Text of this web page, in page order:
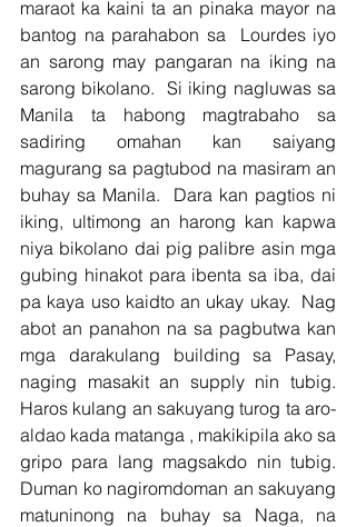
maraot ka kaini ta an pinaka mayor na
bantog na parahabon sa  Lourdes iyo
an sarong may pangaran na iking na
sarong bikolano.  Si iking nagluwas sa
Manila ta habong magtrabaho sa
sadiring omahan kan saiyang
magurang sa pagtubod na masiram an
buhay sa Manila.  Dara kan pagtios ni
iking, ultimong an harong kan kapwa
niya bikolano dai pig palibre asin mga
gubing hinakot para ibenta sa iba, dai
pa kaya uso kaidto an ukay ukay.  Nag
abot an panahon na sa pagbutwa kan
mga darakulang building sa Pasay,
naging masakit an supply nin tubig.
Haros kulang an sakuyang turog ta aro-
aldao kada matanga , makikipila ako sa
gripo para lang magsakdo nin tubig.
Duman ko nagiromdoman an sakuyang
matuninong na buhay sa Naga, na